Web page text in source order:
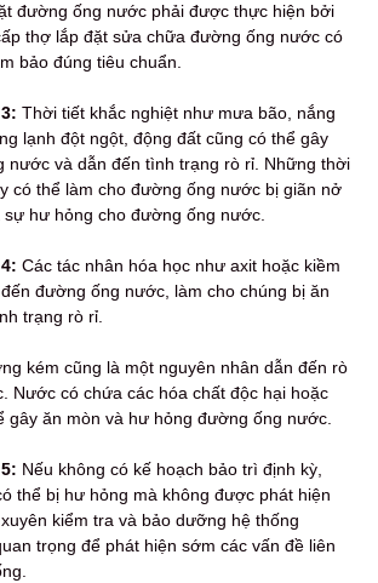
đường ống nước phải được thực hiện bởi
thợ lắp đặt sửa chữa đường ống nước có
bảo đúng tiêu chuẩn.
Thời tiết khắc nghiệt như mưa bão, nắng
lạnh đột ngột, động đất cũng có thể gây
nước và dẫn đến tình trạng rò rỉ. Những thời
có thể làm cho đường ống nước bị giãn nở
sự hư hỏng cho đường ống nước.
Các tác nhân hóa học như axit hoặc kiềm
đường ống nước, làm cho chúng bị ăn
trạng rò rỉ.
kém cũng là một nguyên nhân dẫn đến rò
Nước có chứa các hóa chất độc hại hoặc
gây ăn mòn và hư hỏng đường ống nước.
Nếu không có kế hoạch bảo trì định kỳ,
thể bị hư hỏng mà không được phát hiện
kiểm tra và bảo dưỡng hệ thống
trọng để phát hiện sớm các vấn đề liên